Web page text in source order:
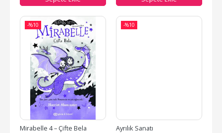
-%10
Mirabelle 4 – Çifte Bela
-%10
Ayrılık Sanatı